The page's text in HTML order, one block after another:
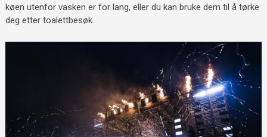
køen utenfor vasken er for lang, eller du kan bruke dem til å tørke
deg etter toalettbesøk.